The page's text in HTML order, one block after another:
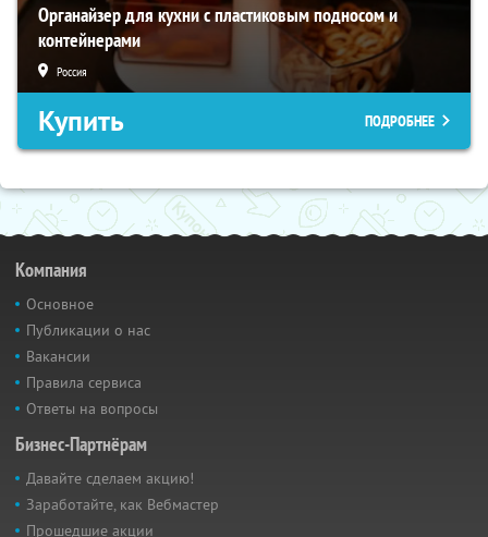
Органайзер для кухни с пластиковым подносом и
контейнерами
Россия
Купить ПОДРОБНЕЕ
Компания
Основное
Публикации о нас
Вакансии
Правила сервиса
Ответы на вопросы
Бизнес-Партнёрам
Давайте сделаем акцию!
Заработайте, как Вебмастер
Прошедшие акции